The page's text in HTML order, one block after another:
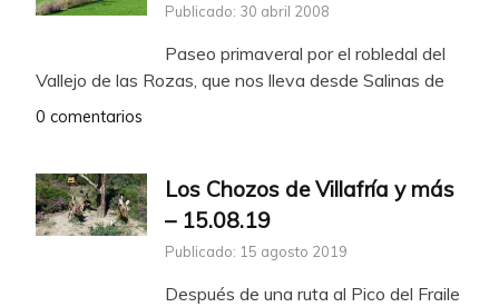
Publicado: 30 abril 2008
Paseo primaveral por el robledal del
Vallejo de las Rozas, que nos lleva desde Salinas de
0 comentarios
Los Chozos de Villafría y más
– 15.08.19
Publicado: 15 agosto 2019
Después de una ruta al Pico del Fraile